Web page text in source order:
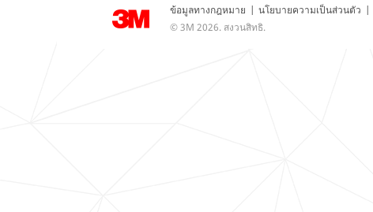
ข้อมูลทางกฎหมาย | นโยบายความเป็นส่วนตัว |
© 3M 2026. สงวนสิทธิ.